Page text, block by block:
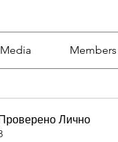
Media Members
Лично